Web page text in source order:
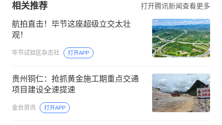
相关推荐 打开腾讯新闻查看更多
航拍直击！毕节这座超级立交太壮
观！
毕节试验区杂志社 打开APP
贵州铜仁：抢抓黄金施工期重点交通
项目建设全速提速
金台资讯 打开APP